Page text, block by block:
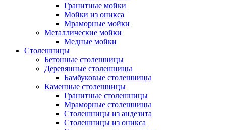
Гранитные мойки
Мойки из оникса
Мраморные мойки
Металлические мойки
Медные мойки
Столешницы
Бетонные столешницы
Деревянные столешницы
Бамбуковые столешницы
Каменные столешницы
Гранитные столешницы
Мраморные столешницы
Столешницы из андезита
Столешницы из оникса